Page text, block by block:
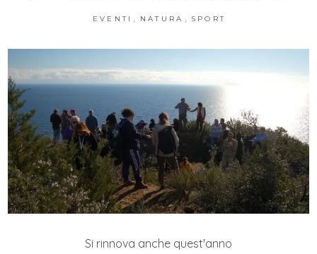
EVENTI NATURA SPORT
Si rinnova anche quest'anno